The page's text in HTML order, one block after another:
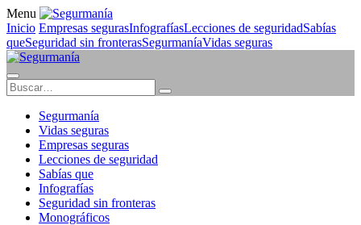
Menu
Inicio Empresas segurasInfografíasLecciones de seguridadSabías
queSeguridad sin fronterasSegurmaníaVidas seguras
Segurmanía
Vidas seguras
Empresas seguras
Lecciones de seguridad
Sabías que
Infografías
Seguridad sin fronteras
Monográficos